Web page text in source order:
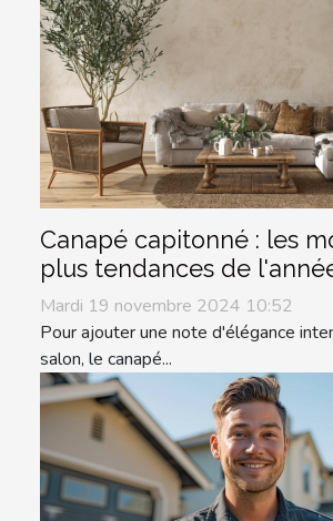
Canapé capitonné : les
plus tendances de
Mardi 19 novembre 2024 10:52
Pour ajouter une note d'élégance
salon, le canapé...